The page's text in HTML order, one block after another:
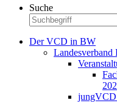
Suche
Der VCD in BW
Landesverband